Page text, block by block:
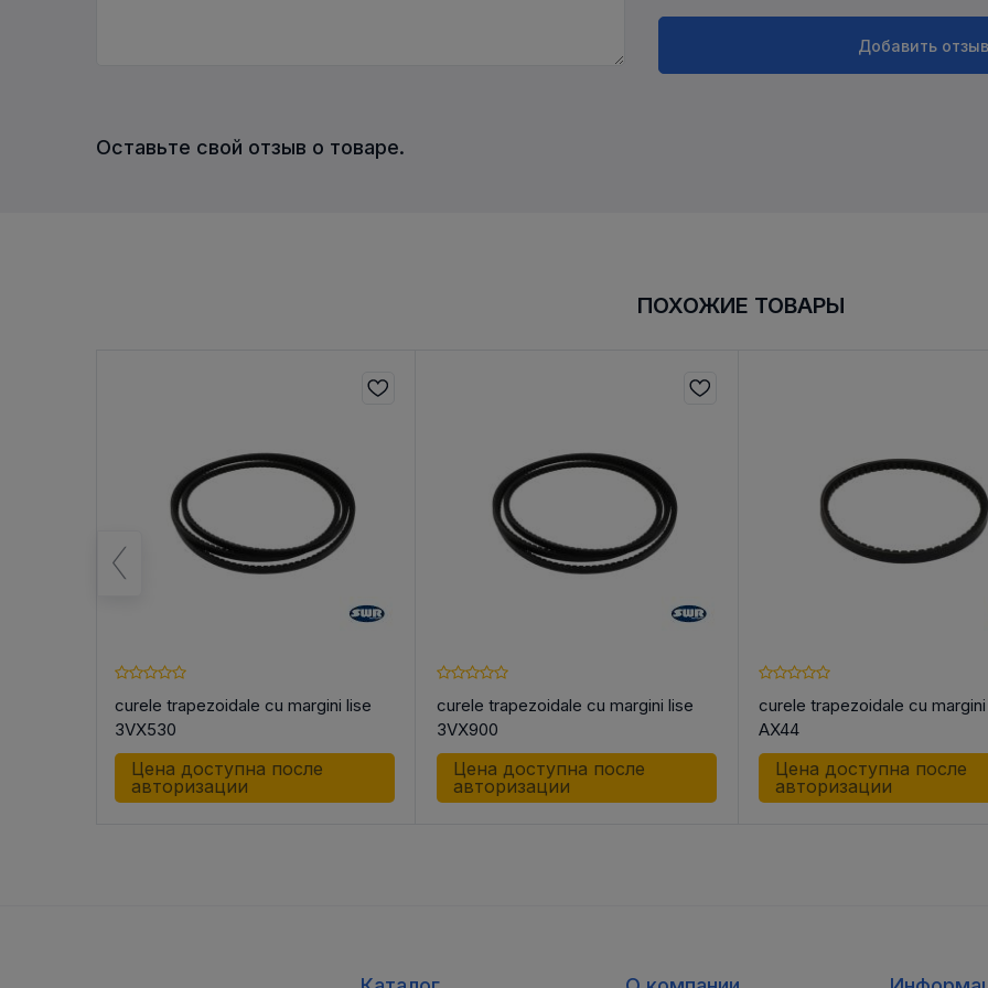
Добавить отзыв
Оставьте свой отзыв о товаре.
ПОХОЖИЕ ТОВАРЫ
curele trapezoidale cu margini lise
3VX530
Цена доступна после
авторизации
curele trapezoidale cu margini lise
3VX900
Цена доступна после
авторизации
curele trapezoidale cu
AX44
Цена доступна после
авторизации